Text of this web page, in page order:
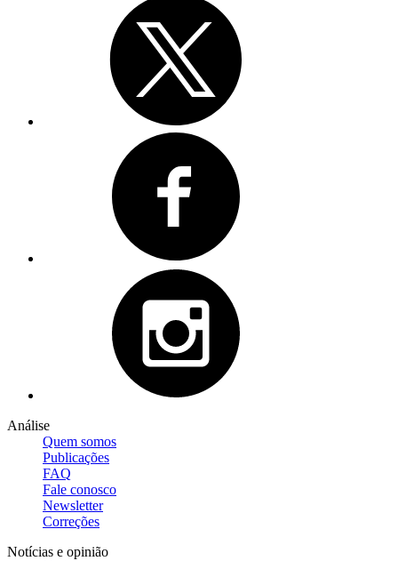
Análise
Quem somos
Publicações
FAQ
Fale conosco
Newsletter
Correções
Notícias e opinião